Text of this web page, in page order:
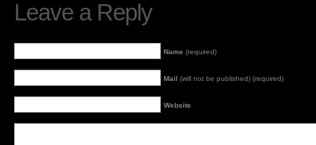
Leave a Reply
Name (required)
Mail (will not be published) (required)
Website